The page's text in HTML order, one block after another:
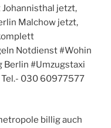
jetzt,
Malchow jetzt,
Notdienst #Wohin
Berlin #Umzugstaxi
030 60977577
billig auch